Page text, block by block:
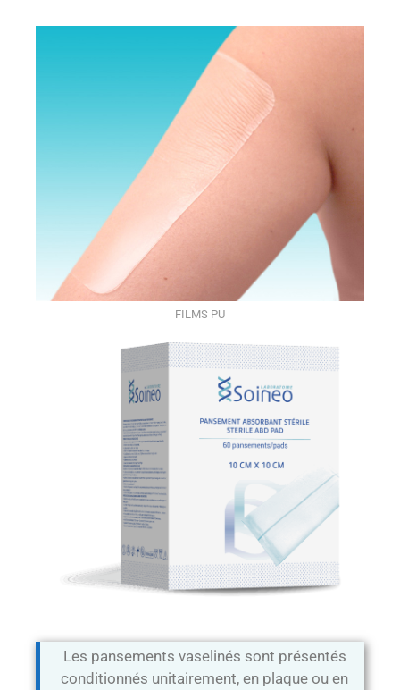
FILMS PU
Les pansements vaselinés sont présentés
conditionnés unitairement, en plaque ou en